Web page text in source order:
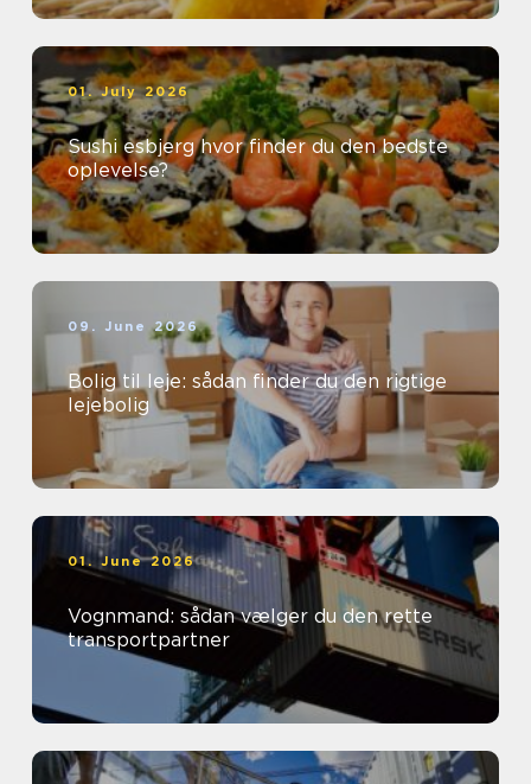
01. July 2026
Sushi esbjerg hvor finder du den bedste
oplevelse?
09. June 2026
Bolig til leje: sådan finder du den rigtige
lejebolig
01. June 2026
Vognmand: sådan vælger du den rette
transportpartner